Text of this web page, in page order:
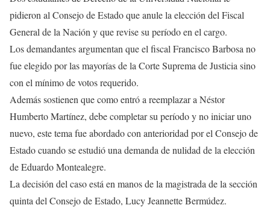
pidieron al Consejo de Estado que anule la elección del Fiscal
General de la Nación y que revise su período en el cargo.
Los demandantes argumentan que el fiscal Francisco Barbosa no
fue elegido por las mayorías de la Corte Suprema de Justicia sino
con el mínimo de votos requerido.
Además sostienen que como entró a reemplazar a Néstor
Humberto Martínez, debe completar su período y no iniciar uno
nuevo, este tema fue abordado con anterioridad por el Consejo de
Estado cuando se estudió una demanda de nulidad de la elección
de Eduardo Montealegre.
La decisión del caso está en manos de la magistrada de la sección
quinta del Consejo de Estado, Lucy Jeannette Bermúdez.